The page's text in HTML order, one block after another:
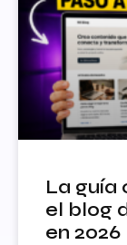
La guía
el blog
en 2026